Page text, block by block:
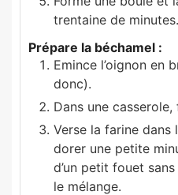
trentaine de minutes.
Prépare la béchamel :
Emince l’oignon en
donc).
Dans une
Verse la farine
dorer une petite
d’un petit fouet
le mélange.